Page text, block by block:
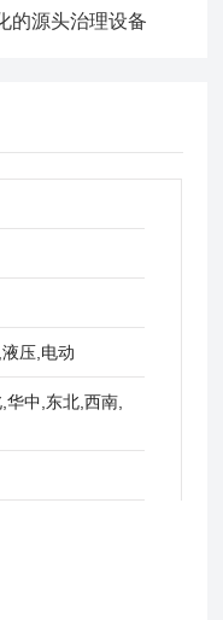
源头治理设备
压,电动
中,东北,西南,